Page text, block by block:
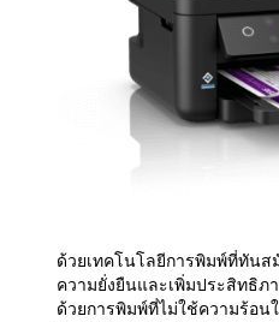
ด้วยเทคโนโลยีการพิมพ์ที่ทันส
ความยั่งยืนและเพิ่มประสิทธิภ
ด้วยการพิมพ์ที่ไม่ใช้ความร้อน